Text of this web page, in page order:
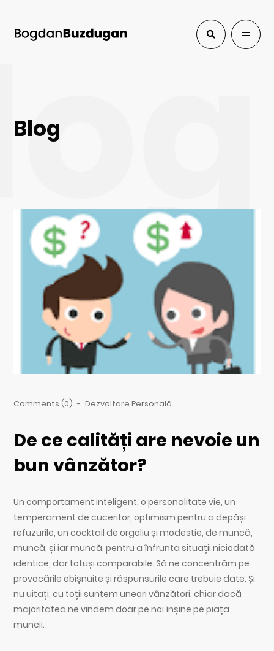
Blog
Comments (0) - Dezvoltare Personală
De ce calități are nevoie un
bun vânzător?
Un comportament inteligent, o personalitate vie, un
temperament de cuceritor, optimism pentru a depăși
refuzurile, un cocktail de orgoliu și modestie, de muncă,
muncă, și iar muncă, pentru a înfrunta situații niciodată
identice, dar totuși comparabile. Să ne concentrăm pe
provocările obișnuite și răspunsurile care trebuie date. Și
nu uitați, cu toții suntem uneori vânzători, chiar dacă
majoritatea ne vindem doar pe noi înșine pe piața
muncii.